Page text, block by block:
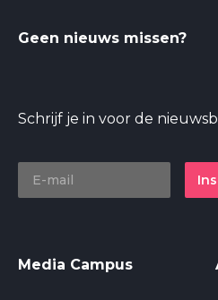
Geen nieuws missen?
Schrijf je in voor de
Media Campus